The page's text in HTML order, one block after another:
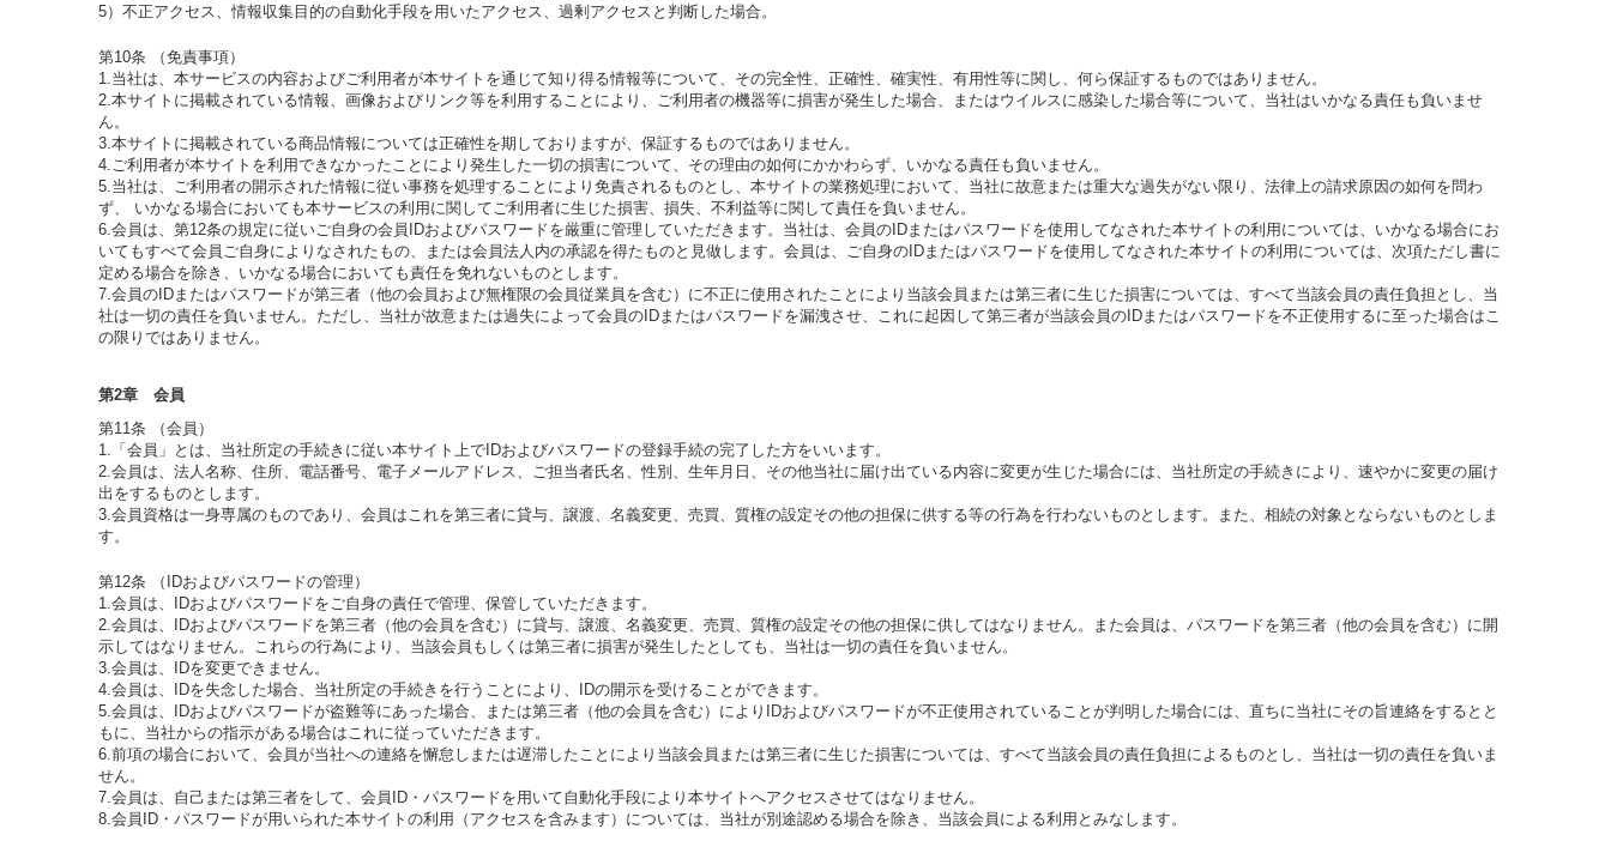
5）不正アクセス、情報収集目的の自動化手段を用いたアクセス、過剰アクセスと判断した場合。
第10条 （免責事項）
1.当社は、本サービスの内容およびご利用者が本サイトを通じて知り得る情報等について、その完全性、正確性、確実性、有用性等に関し、何ら保証するものではありません。
2.本サイトに掲載されている情報、画像およびリンク等を利用することにより、ご利用者の機器等に損害が発生した場合、またはウイルスに感染した場合等について、当社はいかなる責任も負いませ
ん。
3.本サイトに掲載されている商品情報については正確性を期しておりますが、保証するものではありません。
4.ご利用者が本サイトを利用できなかったことにより発生した一切の損害について、その理由の如何にかかわらず、いかなる責任も負いません。
5.当社は、ご利用者の開示された情報に従い事務を処理することにより免責されるものとし、本サイトの業務処理において、当社に故意または重大な過失がない限り、法律上の請求原因の如何を問わ
ず、 いかなる場合においても本サービスの利用に関してご利用者に生じた損害、損失、不利益等に関して責任を負いません。
6.会員は、第12条の規定に従いご自身の会員IDおよびパスワードを厳重に管理していただきます。当社は、会員のIDまたはパスワードを使用してなされた本サイトの利用については、いかなる場合にお
いてもすべて会員ご自身によりなされたもの、または会員法人内の承認を得たものと見做します。会員は、ご自身のIDまたはパスワードを使用してなされた本サイトの利用については、次項ただし書に
定める場合を除き、いかなる場合においても責任を免れないものとします。
7.会員のIDまたはパスワードが第三者（他の会員および無権限の会員従業員を含む）に不正に使用されたことにより当該会員または第三者に生じた損害については、すべて当該会員の責任負担とし、当
社は一切の責任を負いません。ただし、当社が故意または過失によって会員のIDまたはパスワードを漏洩させ、これに起因して第三者が当該会員のIDまたはパスワードを不正使用するに至った場合はこ
の限りではありません。
第2章 会員
第11条 （会員）
1.「会員」とは、当社所定の手続きに従い本サイト上でIDおよびパスワードの登録手続の完了した方をいいます。
2.会員は、法人名称、住所、電話番号、電子メールアドレス、ご担当者氏名、性別、生年月日、その他当社に届け出ている内容に変更が生じた場合には、当社所定の手続きにより、速やかに変更の届け
出をするものとします。
3.会員資格は一身専属のものであり、会員はこれを第三者に貸与、譲渡、名義変更、売買、質権の設定その他の担保に供する等の行為を行わないものとします。また、相続の対象とならないものとしま
す。
第12条 （IDおよびパスワードの管理）
1.会員は、IDおよびパスワードをご自身の責任で管理、保管していただきます。
2.会員は、IDおよびパスワードを第三者（他の会員を含む）に貸与、譲渡、名義変更、売買、質権の設定その他の担保に供してはなりません。また会員は、パスワードを第三者（他の会員を含む）に開
示してはなりません。これらの行為により、当該会員もしくは第三者に損害が発生したとしても、当社は一切の責任を負いません。
3.会員は、IDを変更できません。
4.会員は、IDを失念した場合、当社所定の手続きを行うことにより、IDの開示を受けることができます。
5.会員は、IDおよびパスワードが盗難等にあった場合、または第三者（他の会員を含む）によりIDおよびパスワードが不正使用されていることが判明した場合には、直ちに当社にその旨連絡をするとと
もに、当社からの指示がある場合はこれに従っていただきます。
6.前項の場合において、会員が当社への連絡を懈怠しまたは遅滞したことにより当該会員または第三者に生じた損害については、すべて当該会員の責任負担によるものとし、当社は一切の責任を負いま
せん。
7.会員は、自己または第三者をして、会員ID・パスワードを用いて自動化手段により本サイトへアクセスさせてはなりません。
8.会員ID・パスワードが用いられた本サイトの利用（アクセスを含みます）については、当社が別途認める場合を除き、当該会員による利用とみなします。